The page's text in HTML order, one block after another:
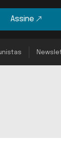
Assine